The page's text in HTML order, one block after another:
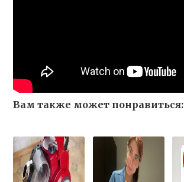
Вам также может понравиться: